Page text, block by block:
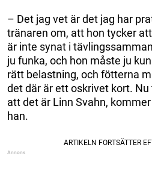
– Det jag vet är det jag har
tränaren om, att hon tycker
är inte synat i
ju funka, och hon måste ju
rätt belastning, och fötterna
det där är ett oskrivet kort.
att det är Linn Svahn,
han.